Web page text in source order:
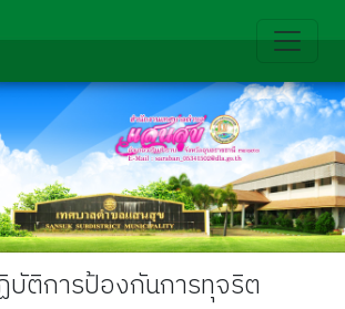
ติการป้องกันการทุจริต